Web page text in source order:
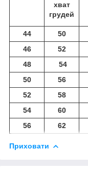
хват
грудей
44 50
46
52
48
54
50
56
52
58
54
60
56
62
Приховати